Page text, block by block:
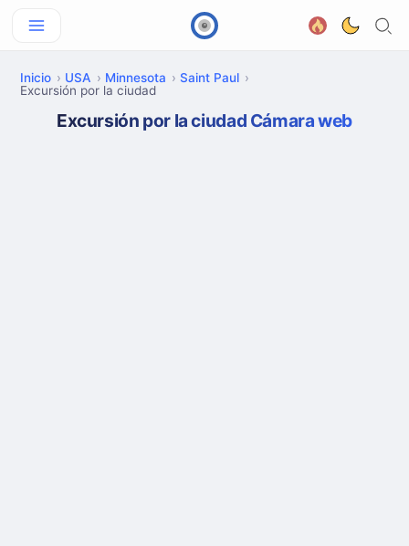
Inicio USA Minnesota
Saint Paul
Excursión por la ciudad
Excursión por la ciudad Cámara web